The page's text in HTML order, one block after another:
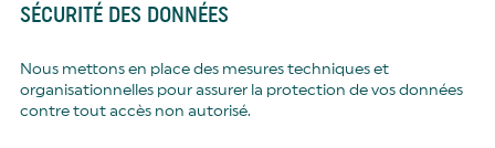
SÉCURITÉ DES DONNÉES
Nous mettons en place des mesures techniques et
organisationnelles pour assurer la protection de vos données
contre tout accès non autorisé.